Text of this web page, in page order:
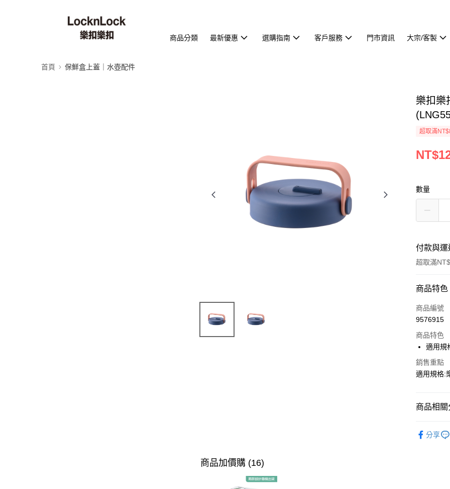
商品分類 最新優惠 選購指南 客戶服務 門市資訊 大宗/客製
首頁 保鮮盒上蓋｜水壺配件
樂扣樂
超取滿
數量
付款與
超取滿
付款方式
信用卡一
Apple Pay
街口支付
相關說明
1.本服務
2.付款方
商品特色
商品編號
9576915
商品特色
適用規
銷售重點
適用規格:
商品相關
分享
商品加價購 (16)